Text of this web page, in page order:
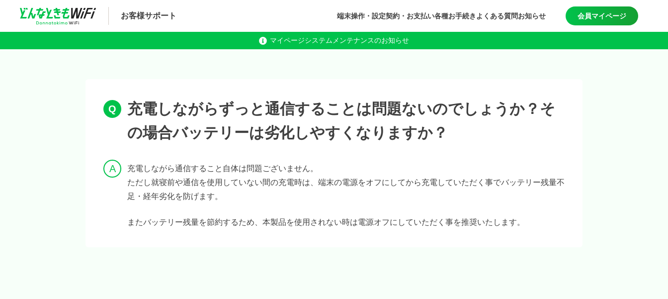
お客様サポート 端末操作・設定契約・お支払い各種お手続き よくある質問お知らせ 会員マイページ
マイページシステムメンテナンスのお知らせ
充電しながらずっと通信することは問題ないのでしょうか？そ
の場合バッテリーは劣化しやすくなりますか？
充電しながら通信すること自体は問題ございません。
ただし就寝前や通信を使用していない間の充電時は、端末の電源をオフにしてから充電していただく事でバッテリー残量不
足・経年劣化を防げます。
またバッテリー残量を節約するため、本製品を使用されない時は電源オフにしていただく事を推奨いたします。